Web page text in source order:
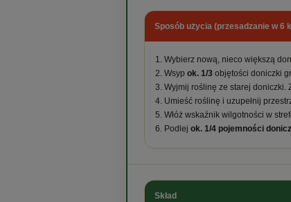
Sposób użycia (przesadzanie w 6
Wybierz nową, nieco większą
Wsyp ok. 1/3 objętości doniczki
Wyjmij roślinę ze starej doniczki.
Umieść roślinę i uzupełnij
Włóż wskaźnik wilgotności w
Podlej ok. 1/4 pojemności
Skład